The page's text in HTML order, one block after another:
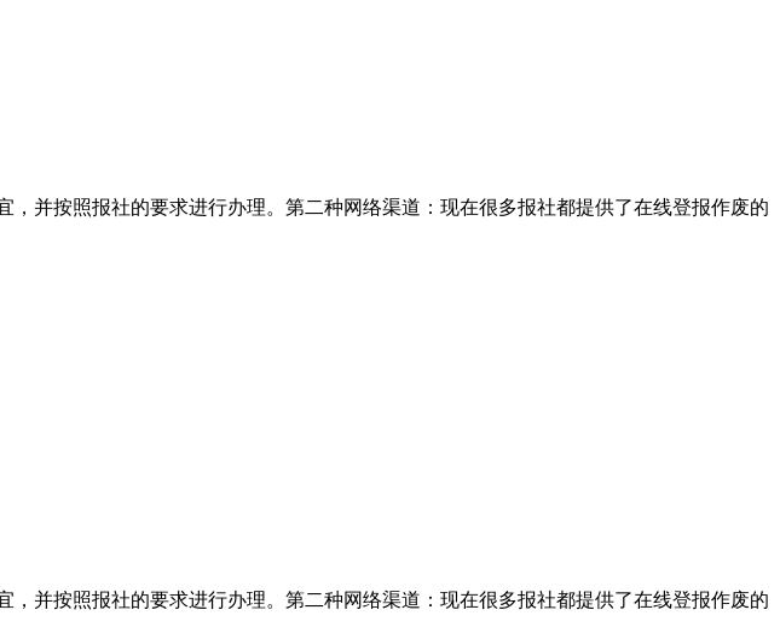
并按照报社的要求进行办理。第二种网络渠道：现在很多报社都提供了在线登报作废的
并按照报社的要求进行办理。第二种网络渠道：现在很多报社都提供了在线登报作废的